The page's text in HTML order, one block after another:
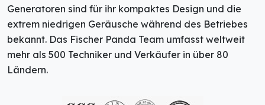
Generatoren sind für ihr kompaktes Design und die
extrem niedrigen Geräusche während des Betriebes
bekannt. Das Fischer Panda Team umfasst weltweit
mehr als 500 Techniker und Verkäufer in über 80
Ländern.